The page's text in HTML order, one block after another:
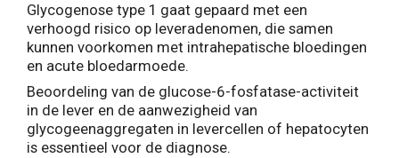
Glycogenose type 1 gaat gepaard met een
verhoogd risico op leveradenomen, die samen
kunnen voorkomen met intrahepatische bloedingen
en acute bloedarmoede.
Beoordeling van de glucose-6-fosfatase-activiteit
in de lever en de aanwezigheid van
glycogeenaggregaten in levercellen of hepatocyten
is essentieel voor de diagnose.